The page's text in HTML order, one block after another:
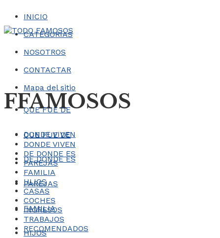
INICIO
CATEGORÍAS
NOSOTROS
CONTACTAR
Mapa del sitio
FFAMOSOS
QUE FUE DE
DONDE VIVEN
DE DONDE ES
PAREJAS
FAMILIA
HIJOS
QUE FUE DE
DONDE VIVEN
DE DONDE ES
PAREJAS
FAMILIA
HIJOS
CASAS
COCHES
INGRESOS
TRABAJOS
RECOMENDADOS